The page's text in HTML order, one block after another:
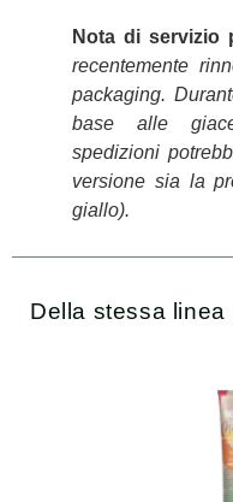
Nota di servizio
recentemente
packaging.
base alle
spedizioni
versione sia la
giallo).
Della stessa linea